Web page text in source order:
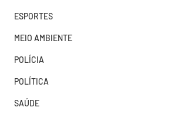
ESPORTES
MEIO AMBIENTE
POLÍCIA
POLÍTICA
SAÚDE